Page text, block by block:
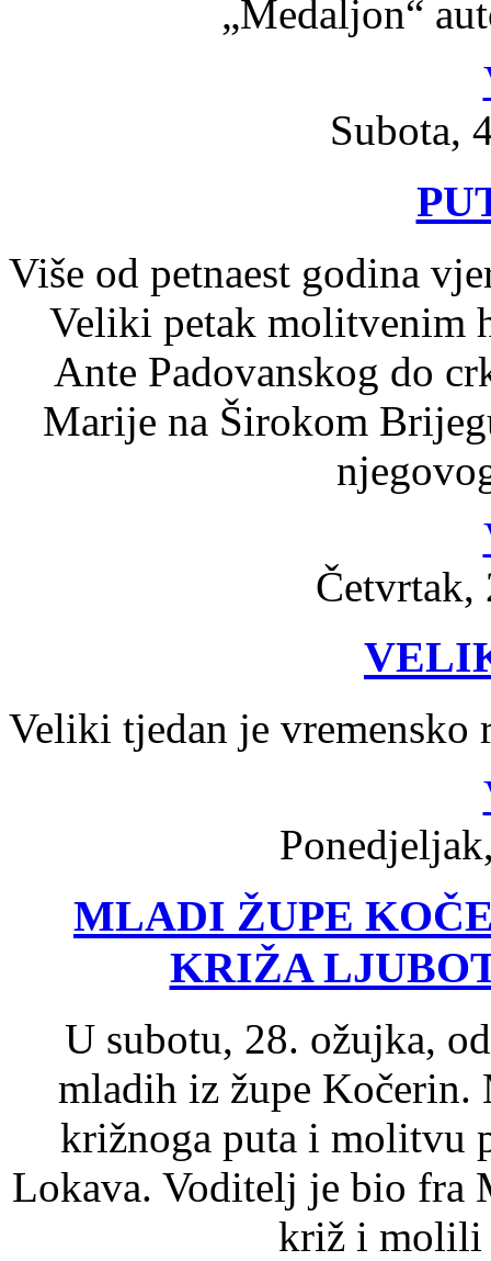
„Medaljon“
Subota,
Više od petnaest godina
Veliki petak molitvenim
Ante Padovanskog do
Marije na Širokom
Četvrtak,
Veliki tjedan je vremensko
MLADI ŽUPE
KRIŽA
U subotu, 28. ožujka,
mladih iz župe Kočerin.
križnoga puta i molitvu
Lokava. Voditelj je bio fra
križ i molili